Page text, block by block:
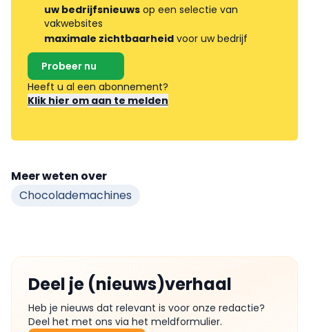
uw bedrijfsnieuws op een selectie van
vakwebsites
maximale zichtbaarheid voor uw bedrijf
Probeer nu
Heeft u al een abonnement?
Klik hier om aan te melden
Meer weten over
Chocolademachines
Deel je (nieuws)verhaal
Heb je nieuws dat relevant is voor onze redactie?
Deel het met ons via het meldformulier.